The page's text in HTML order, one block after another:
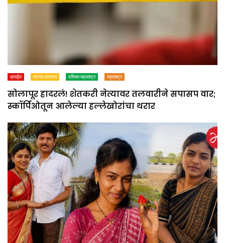
क्राईम ताज्या बातम्या पश्चिम महाराष्ट्र महाराष्ट्र
सोलापूर हादरलं! शेतकरी नेत्यावर तलवारीने सपासप वार;
स्कॉर्पिओतून आलेल्या हल्लेखोरांचा थरार